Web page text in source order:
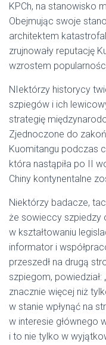
KPCh, na stanowisko
Obejmując swoje
architektem
zrujnowały reputację
wzrostem
NIektórzy historycy
szpiegów i ich
strategię
Zjednoczone do
Kuomitangu podczas
która nastąpiła po II
Chiny kontynentalne
Niektórzy badacze,
że sowieccy szpiedzy
w kształtowaniu
informator i
przeszedł na drugą
szpiegom,
znacznie więcej niż
w stanie wpłynąć na
w interesie głównego
i to nie tylko w